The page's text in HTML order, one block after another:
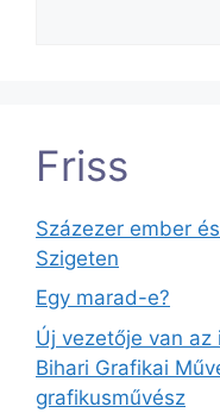
Friss
Százezer ember
Szigeten
Egy marad-e?
Új vezetője van
Bihari Grafikai
grafikusművész